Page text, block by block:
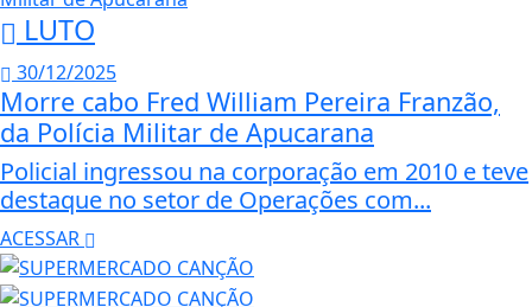
LUTO
30/12/2025
Morre cabo Fred William Pereira Franzão,
da Polícia Militar de Apucarana
Policial ingressou na corporação em 2010 e teve
destaque no setor de Operações com...
ACESSAR